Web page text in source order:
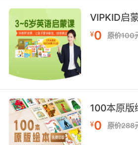
语法》中指出，此类文
interpersonal function与
的平衡。 修辞艺术的运用则
力。美国国家气象局资深播
开创的weather
（Temperatures will take a
（Old Man Winter is
手法，将数据转化为生动图景
开发的Weather Poetry课程模
叙事传统，引导学员将
15mph改写为The
VIPKID启
¥0 原价100
100本原版
¥0 原价288